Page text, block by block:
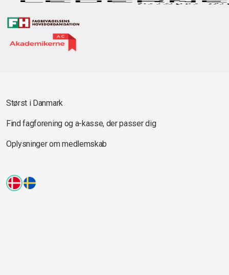
Størst i Danmark
Find fagforening og a-kasse, der passer dig
Oplysninger om medlemskab